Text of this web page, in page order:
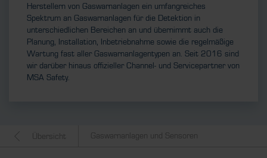
Herstellern von Gaswarnanlagen ein umfangreiches
Spektrum an Gaswarnanlagen für die Detektion in
unterschiedlichen Bereichen an und übernimmt auch die
Planung, Installation, Inbetriebnahme sowie die regelmäßige
Wartung fast aller Gaswarnanlagentypen an. Seit 2016 sind
wir darüber hinaus offizieller Channel- und Servicepartner von
MSA Safety.
Übersicht Gaswarnanlagen und Sensoren